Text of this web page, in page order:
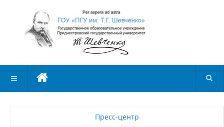
Пресс-центр